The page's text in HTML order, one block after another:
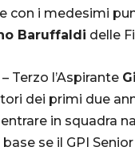
con i medesimi
Baruffaldi delle
– Terzo l’Aspirante
dei primi due
in squadra
se il GPI